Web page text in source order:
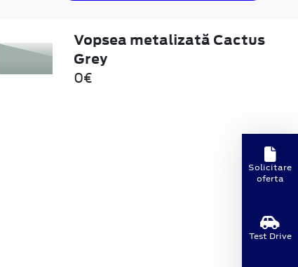
Vopsea metalizată Cactus
Grey
0€
Solicitare
oferta
Test Drive